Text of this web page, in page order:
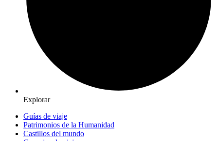
Explorar
Guías de viaje
Patrimonios de la Humanidad
Castillos del mundo